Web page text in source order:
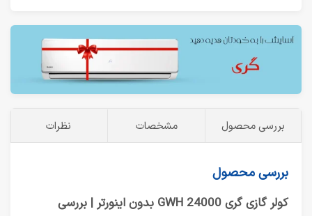
بررسی محصول مشخصات نظرات
بررسی محصول
کولر گازی گری GWH 24000 بدون اینورتر | بررسی